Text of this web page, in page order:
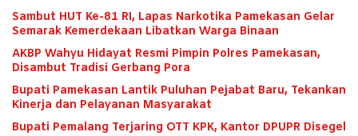
Sambut HUT Ke-81 RI, Lapas Narkotika Pamekasan Gelar
Semarak Kemerdekaan Libatkan Warga Binaan
AKBP Wahyu Hidayat Resmi Pimpin Polres Pamekasan,
Disambut Tradisi Gerbang Pora
Bupati Pamekasan Lantik Puluhan Pejabat Baru, Tekankan
Kinerja dan Pelayanan Masyarakat
Bupati Pemalang Terjaring OTT KPK, Kantor DPUPR Disegel